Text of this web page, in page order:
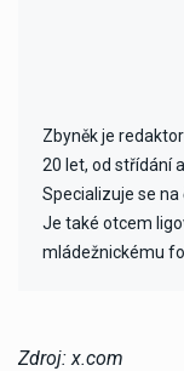
Zbyněk je
20 let, od střídání
Specializuje se na
Je také otcem
mládežnickému
Zdroj: x.com